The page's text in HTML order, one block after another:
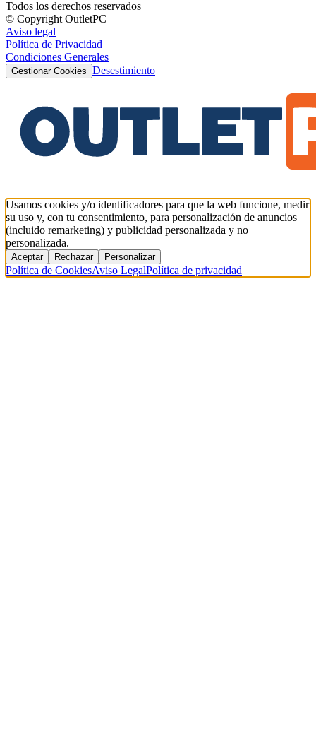
Todos los derechos reservados
© Copyright OutletPC
Aviso legal
Política de Privacidad
Condiciones Generales
Gestionar Cookies Desestimiento
Usamos cookies y/o identificadores para que la web funcione, medir
su uso y, con tu consentimiento, para personalización de anuncios
(incluido remarketing) y publicidad personalizada y no
personalizada.
Aceptar Rechazar Personalizar
Política de CookiesAviso LegalPolítica de privacidad